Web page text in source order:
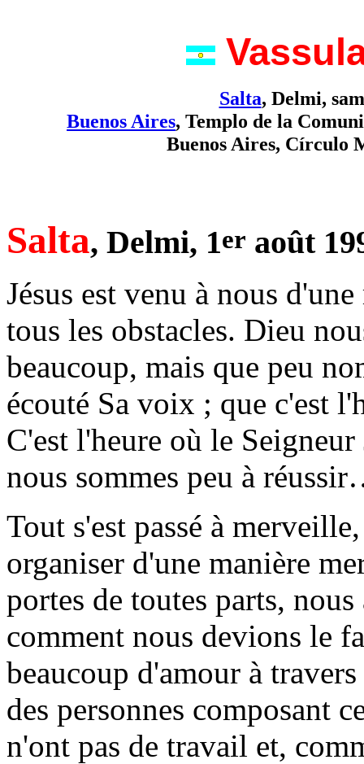
Salta, Delmi,
Buenos Aires, Templo de la
Buenos Aires, Círculo
Salta, Delmi, 1er août
Jésus est venu à nous
tous les obstacles. Dieu
beaucoup, mais que peu
écouté Sa voix ; que c'est
C'est l'heure où le
nous sommes peu à
Tout s'est passé à
organiser d'une manière
portes de toutes parts,
comment nous devions le
beaucoup d'amour à
des personnes composant
n'ont pas de travail et,